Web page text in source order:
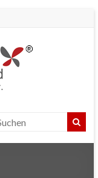
Messestände
für